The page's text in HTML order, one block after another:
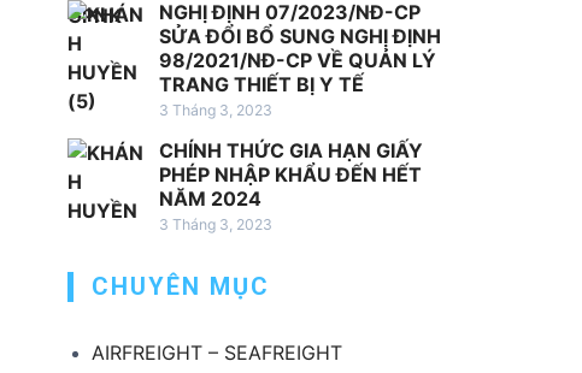
n
h
ậ
p
k
h
ẩ
u
T
Y
h
v
ụ
k
h
á
c
NGHỊ ĐỊNH 07/2023/NĐ-CP
SỬA ĐỔI BỔ SUNG NGHỊ ĐỊNH
98/2021/NĐ-CP VỀ QUẢN LÝ
TRANG THIẾT BỊ Y TẾ
3 Tháng 3, 2023
CHÍNH THỨC GIA HẠN GIẤY
PHÉP NHẬP KHẨU ĐẾN HẾT
NĂM 2024
3 Tháng 3, 2023
CHUYÊN MỤC
AIRFREIGHT – SEAFREIGHT